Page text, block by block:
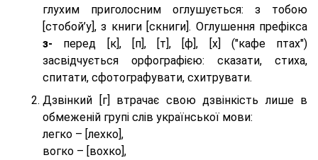
глухим приголосним оглушується: з тобою
[стобой’у], з книги [скниги]. Оглушення префікса
з- перед [к], [п], [т], [ф], [х] ("кафе птах")
засвідчується орфографією: сказати, стиха,
спитати, сфотографувати, схитрувати.
Дзвінкий [г] втрачає свою дзвінкість лише в
обмеженій групі слів української мови:
легко – [лехко],
вогко – [вохко],